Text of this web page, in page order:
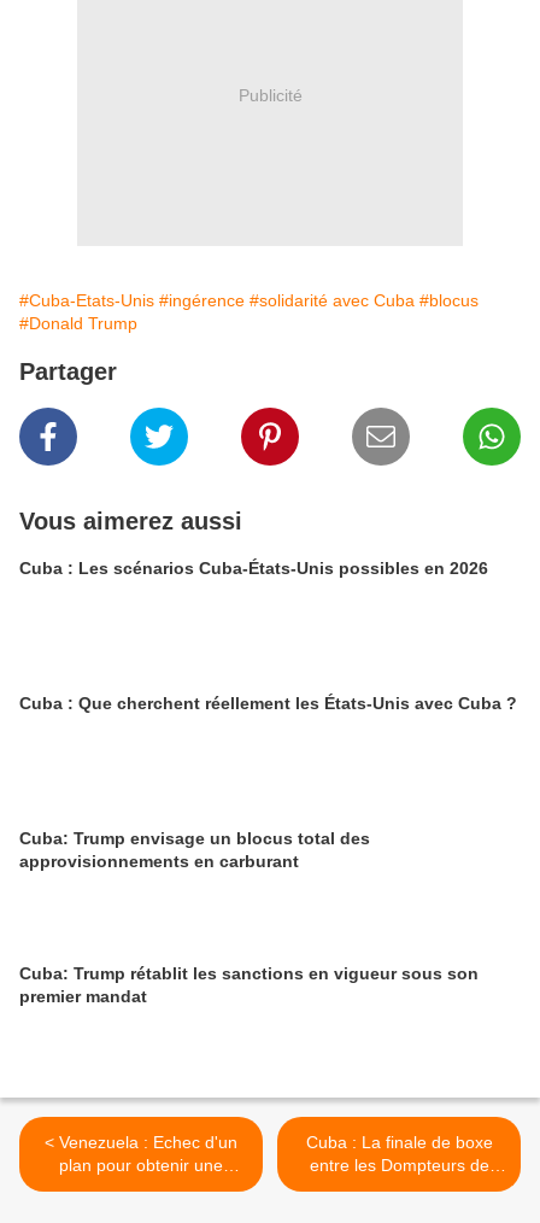
Publicité
#Cuba-Etats-Unis #ingérence #solidarité avec Cuba #blocus
#Donald Trump
Partager
Vous aimerez aussi
Cuba : Les scénarios Cuba-États-Unis possibles en 2026
Cuba : Que cherchent réellement les États-Unis avec Cuba ?
Cuba: Trump envisage un blocus total des
approvisionnements en carburant
Cuba: Trump rétablit les sanctions en vigueur sous son
premier mandat
< Venezuela : Echec d'un
plan pour obtenir une
intervention militaire
Cuba : La finale de boxe
entre les Dompteurs de
Cuba et les Loups d'Astana